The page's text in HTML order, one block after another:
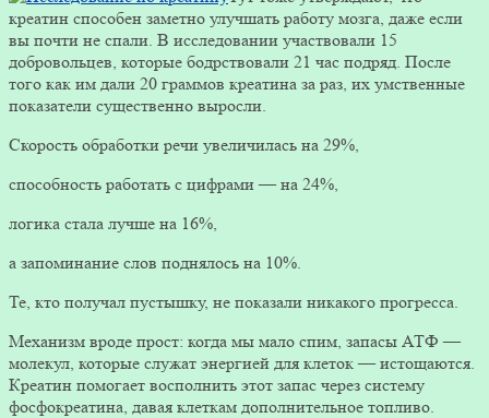
креатин способен заметно улучшать работу мозга, даже если
вы почти не спали. В исследовании участвовали 15
добровольцев, которые бодрствовали 21 час подряд. После
того как им дали 20 граммов креатина за раз, их умственные
показатели существенно выросли.
Скорость обработки речи увеличилась на 29%,
способность работать с цифрами — на 24%,
логика стала лучше на 16%,
а запоминание слов поднялось на 10%.
Те, кто получал пустышку, не показали никакого прогресса.
Механизм вроде прост: когда мы мало спим, запасы АТФ —
молекул, которые служат энергией для клеток — истощаются.
Креатин помогает восполнить этот запас через систему
фосфокреатина, давая клеткам дополнительное топливо.